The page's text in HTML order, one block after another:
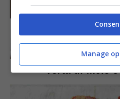
Torta di mele
Manage